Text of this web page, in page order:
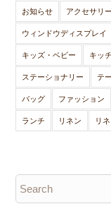
お知らせ アクセサリー
ウィンドウディスプレイ
キッズ・ベビー キッ
ステーショナリー テ
バッグ ファッション
ランチ リネン リ